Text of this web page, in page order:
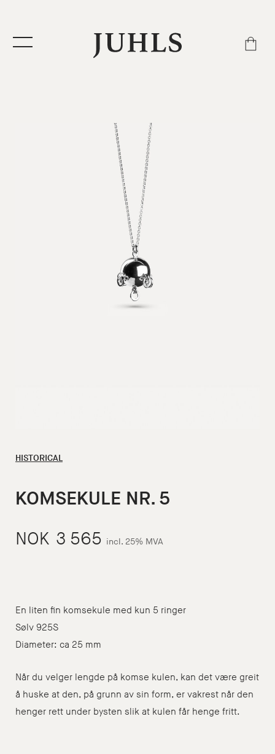
HISTORICAL
KOMSEKULE NR. 5
NOK 3 565 incl. 25% MVA
En liten fin komsekule med kun 5 ringer
Sølv 925S
Diameter: ca 25 mm
Når du velger lengde på komse kulen, kan det være greit
å huske at den, på grunn av sin form, er vakrest når den
henger rett under bysten slik at kulen får henge fritt.